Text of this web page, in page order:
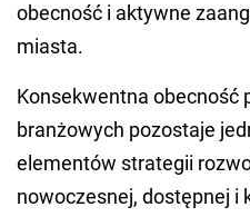
obecność i aktywne
miasta.
Konsekwentna obecność
branżowych pozostaje
elementów strategii
nowoczesnej, dostępnej i